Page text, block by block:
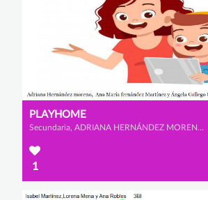
PLAYHOME
Secundaria, ADRIANA HERNÁNDEZ MORENO, ÁNGELA GALLEGO ORTS y ANA MARÍA FERNÁNDEZ MARTÍNEZ
1